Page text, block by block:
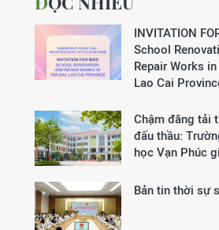
INVITATION
School
Repair Works in
Lao Cai
Chậm đăng tải
đấu thầu:
học Vạn Phúc
Bản tin thời sự